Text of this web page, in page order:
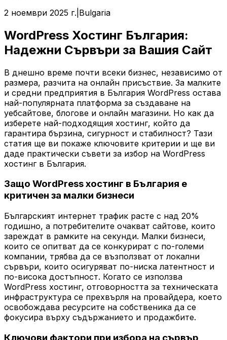
2 ноември 2025 г. Bulgaria
WordPress Хостинг България:
Надежни Сървъри за Вашия Сайт
В днешно време почти всеки бизнес, независимо от
размера, разчита на онлайн присъствие. За малките
и средни предприятия в България WordPress остава
най-популярната платформа за създаване на
уебсайтове, блогове и онлайн магазини. Но как да
изберете най-подходящия хостинг, който да
гарантира бързина, сигурност и стабилност? Тази
статия ще ви покаже ключовите критерии и ще ви
даде практически съвети за избор на WordPress
хостинг в България.
Защо WordPress хостинг в България е
критичен за малки бизнеси
Българският интернет трафик расте с над 20%
годишно, а потребителите очакват сайтове, които
зареждат в рамките на секунди. Малки бизнеси,
които се опитват да се конкурират с по-големи
компании, трябва да се възползват от локални
сървъри, които осигуряват по-ниска латентност и
по-висока достъпност. Когато се използва
WordPress хостинг, отговорността за техническата
инфраструктура се прехвърля на провайдера, което
освобождава ресурсите на собственика да се
фокусира върху съдържанието и продажбите.
Ключови фактори при избора на сървър